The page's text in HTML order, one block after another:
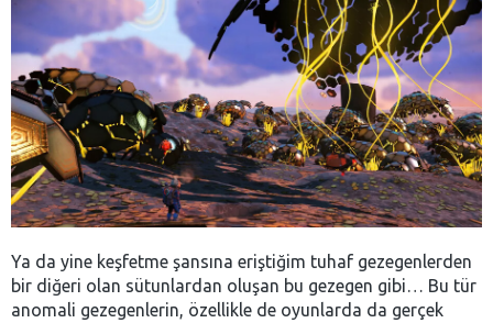
Ya da yine keşfetme şansına eriştiğim tuhaf gezegenlerden
bir diğeri olan sütunlardan oluşan bu gezegen gibi… Bu tür
anomali gezegenlerin, özellikle de oyunlarda da gerçek